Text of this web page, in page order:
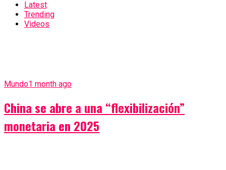
Latest
Trending
Videos
Mundo1 month ago
China se abre a una “flexibilización”
monetaria en 2025